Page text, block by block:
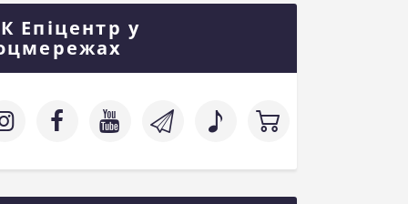
Епіцентр у